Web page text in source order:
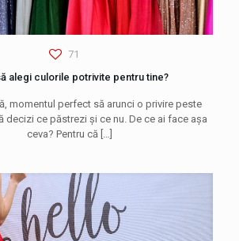
71
alegi culorile potrivite pentru tine?
momentul perfect să arunci o privire peste
decizi ce păstrezi și ce nu. De ce ai face așa
ceva? Pentru că […]